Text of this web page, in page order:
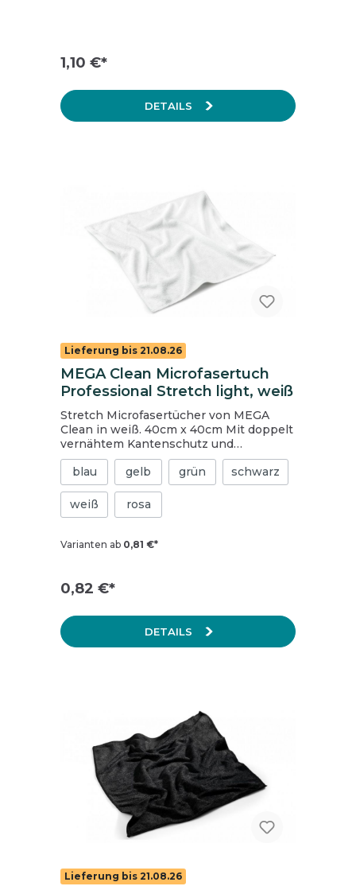
1,10 €*
DETAILS
Lieferung bis 21.08.26
MEGA Clean Microfasertuch
Professional Stretch light, weiß
Stretch Microfasertücher von MEGA
Clean in weiß. 40cm x 40cm Mit doppelt
vernähtem Kantenschutz und
zusätzlichem Qualitäts-Einfassband
Hohe Lebensdauer Mega Aufnahmekraft
von Schmutz und Flüssigkeit Silikonfrei
Waschmaschinenfest bis 95°
Trocknergeeignet 80 % Polyester / 20 %
blau gelb grün schwarz
weiß rosa
Varianten ab 0,81 €*
0,82 €*
DETAILS
Lieferung bis 21.08.26